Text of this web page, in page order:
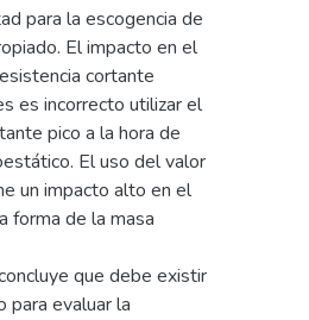
para la escogencia de
El impacto en el
cortante
es incorrecto utilizar el
pico a la hora de
El uso del valor
un impacto alto en el
forma de la masa
que debe existir
para evaluar la